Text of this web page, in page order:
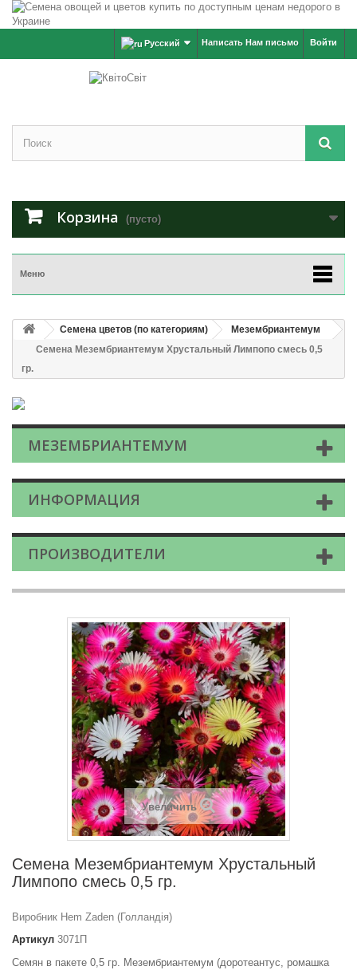
Войти
Написать Нам письмо
Русский
Корзина (пусто)
Меню
Семена цветов (по категориям)
Мезембриантемум
Семена Мезембриантемум Хрустальный Лимпопо смесь 0,5
гр.
МЕЗЕМБРИАНТЕМУМ
ИНФОРМАЦИЯ
ПРОИЗВОДИТЕЛИ
Увеличить
Семена Мезембриантемум Хрустальный
Лимпопо смесь 0,5 гр.
Виробник Hem Zaden (Голландія)
Артикул 3071П
Семян в пакете 0,5 гр. Мезембриантемум (доротеантус, ромашка